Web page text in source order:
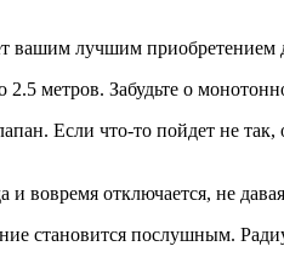
вашим лучшим приобретением
метров. Забудьте о
Если что-то пойдет не так,
и вовремя отключается, не
становится послушным.